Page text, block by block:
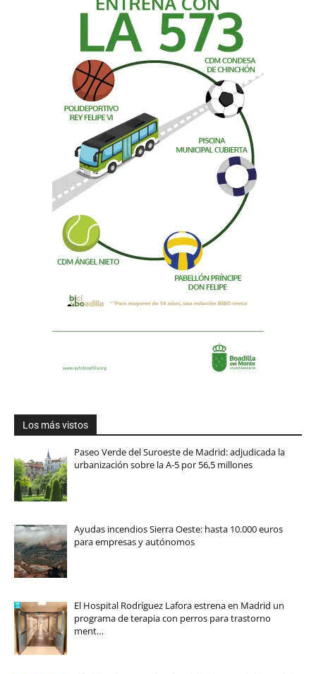
Los más vistos
Paseo Verde del Suroeste de Madrid: adjudicada la
urbanización sobre la A-5 por 56,5 millones
Ayudas incendios Sierra Oeste: hasta 10.000 euros
para empresas y autónomos
El Hospital Rodríguez Lafora estrena en Madrid un
programa de terapia con perros para trastorno
ment…